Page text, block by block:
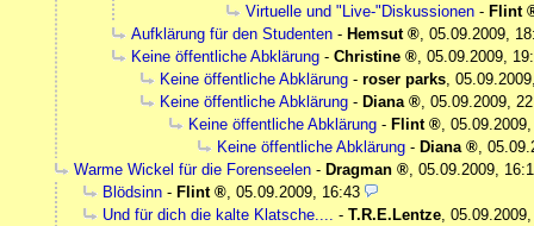
Virtuelle und "Live-"Diskussionen - Flint
Aufklärung für den Studenten - Hemsut , 05.09.2009,
Keine öffentliche Abklärung - Christine , 05.09.2009,
Keine öffentliche Abklärung - roser parks,
Keine öffentliche Abklärung - Diana , 05.09.2009,
Keine öffentliche Abklärung - Flint ,
Keine öffentliche Abklärung - Diana ,
Warme Wickel für die Forenseelen - Dragman , 05.09.2009,
Blödsinn - Flint , 05.09.2009, 16:43
Und für dich die kalte Klatsche.... - T.R.E.Lentze,